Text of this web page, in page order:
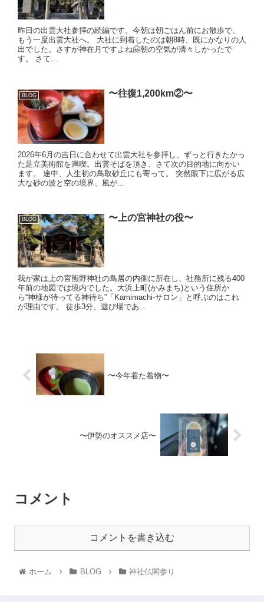
昨日の出雲大社参拝の続編です。今朝は朝ごはん前にお散歩で、
もう一度出雲大社へ。 大社に到着したのは朝8時、既にかなりの人
出でした。さすが神在月ですよね🤗朝の空気が清々しかったで
す。 さて...
BLOG 〜往復1,200km②〜
2026年6月の吉日に合わせて出雲大社を参拝し、ずっと行きたかっ
た足立美術館を満喫。出雲そばを頂き、さて次の目的地に向かい
ます。 途中、人生初の鳥取砂丘にも寄って。 突然眼下に広がる広
大な砂の波と空の境界、風が...
BLOG 〜上の宮神社の役〜
我が家は上の宮熊野神社の鳥居の内側に所在し、社務所に残る400
年前の地図では境内でした。大浜上町(かみまち)という住所か
ら“神様が待ってる神待ち”「Kamimachi-サロン」と呼ぶのはこれ
が理由です。 徒歩3分、遊び場であ...
〜今年着た着物〜
〜伊勢のオススメ店〜
コメント
コメントを書き込む
ホーム BLOG 神社仏閣参り